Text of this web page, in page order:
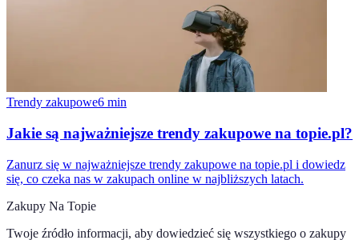
Trendy zakupowe6 min
Jakie są najważniejsze trendy zakupowe na topie.pl?
Zanurz się w najważniejsze trendy zakupowe na topie.pl i dowiedz
się, co czeka nas w zakupach online w najbliższych latach.
Zakupy Na Topie
Twoje źródło informacji, aby dowiedzieć się wszystkiego o zakupy